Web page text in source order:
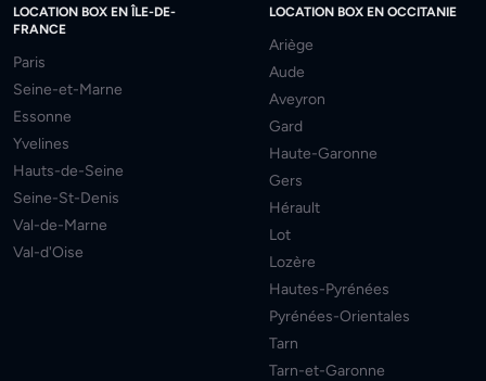
LOCATION BOX EN ÎLE-DE-
FRANCE
Paris
Seine-et-Marne
Essonne
Yvelines
Hauts-de-Seine
Seine-St-Denis
Val-de-Marne
Val-d'Oise
LOCATION BOX EN OCCITANIE
Ariège
Aude
Aveyron
Gard
Haute-Garonne
Gers
Hérault
Lot
Lozère
Hautes-Pyrénées
Pyrénées-Orientales
Tarn
Tarn-et-Garonne